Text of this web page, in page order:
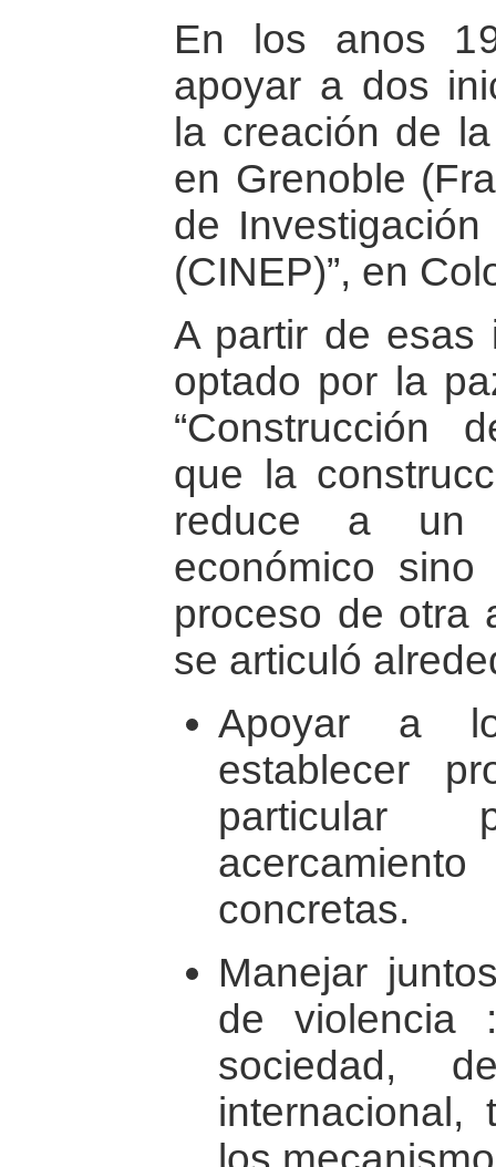
En los anos
apoyar a dos
la creación de
en Grenoble
de
(CINEP)”, en
A partir de esas
optado por la
“Construcción
que la
reduce a un
económico
proceso de otra
se articuló
Apoyar a
establecer
concretas.
Manejar
de violencia
internacional,